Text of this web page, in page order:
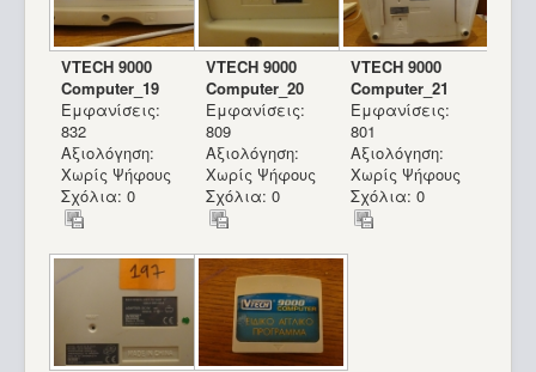
VTECH 9000
Computer_19
Εμφανίσεις:
832
Αξιολόγηση:
Χωρίς Ψήφους
Σχόλια: 0
VTECH 9000
Computer_20
Εμφανίσεις:
809
Αξιολόγηση:
Χωρίς Ψήφους
Σχόλια: 0
VTECH 9000
Computer_21
Εμφανίσεις:
801
Αξιολόγηση:
Χωρίς Ψήφους
Σχόλια: 0